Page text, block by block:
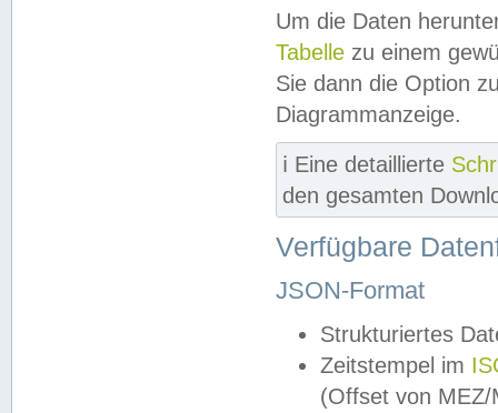
Um die Daten
Tabelle zu einem
Sie dann die Option
Diagrammanzeige.
ℹ️ Eine detaillierte
den gesamten
Verfügbare
JSON-Format
Strukturiertes
Zeitstempel im
(Offset von MEZ/